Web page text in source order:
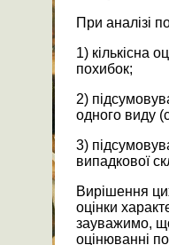
При аналізі
1) кількісна
похибок;
2)
одного виду
3)
випадкової
Вирішення
оцінки
зауважимо,
оцінюванні